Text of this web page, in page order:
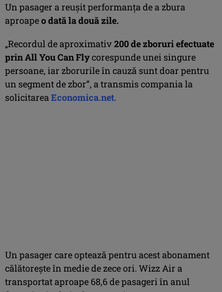
Un pasager a reușit performanța de a zbura
aproapeo dată la două zile.
„Recordul de aproximativ200 de zboruri efectuate
prin All You Can Flycorespunde unei singure
persoane, iar zborurile în cauză sunt doar pentru
un segment de zbor”, a transmis compania la
solicitareaEconomica.net.
Un pasager care optează pentru acest abonament
călătorește în medie de zece ori. Wizz Air a
transportat aproape 68,6 de pasageri în anul